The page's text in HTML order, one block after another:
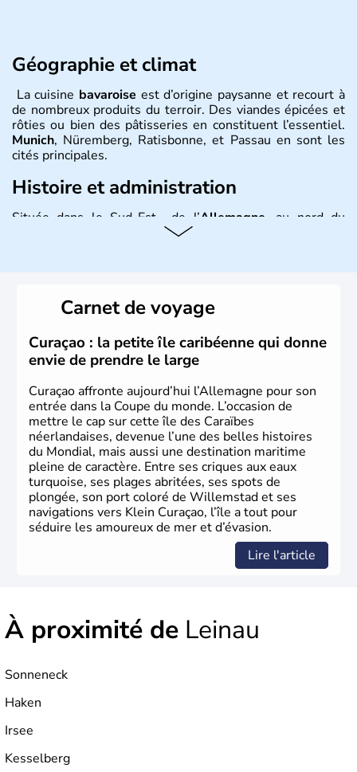
Géographie et climat
La cuisine bavaroise est d’origine paysanne et recourt à
de nombreux produits du terroir. Des viandes épicées et
rôties ou bien des pâtisseries en constituent l’essentiel.
Munich, Nüremberg, Ratisbonne, et Passau en sont les
cités principales.
Histoire et administration
Située dans le Sud-Est de l’Allemagne , au nord du
fait partie des seize
conservateur.Carnet de voyage
Curaçao : la petite île caribéenne qui donne
envie de prendre le large
Curaçao affronte aujourd’hui l’Allemagne pour son
entrée dans la Coupe du monde. L’occasion de
mettre le cap sur cette île des Caraïbes
néerlandaises, devenue l’une des belles histoires
du Mondial, mais aussi une destination maritime
pleine de caractère. Entre ses criques aux eaux
turquoise, ses plages abritées, ses spots de
plongée, son port coloré de Willemstad et ses
navigations vers Klein Curaçao, l’île a tout pour
séduire les amoureux de mer et d’évasion.
Lire l'article
À proximité de Leinau
Sonneneck
Haken
Irsee
Kesselberg